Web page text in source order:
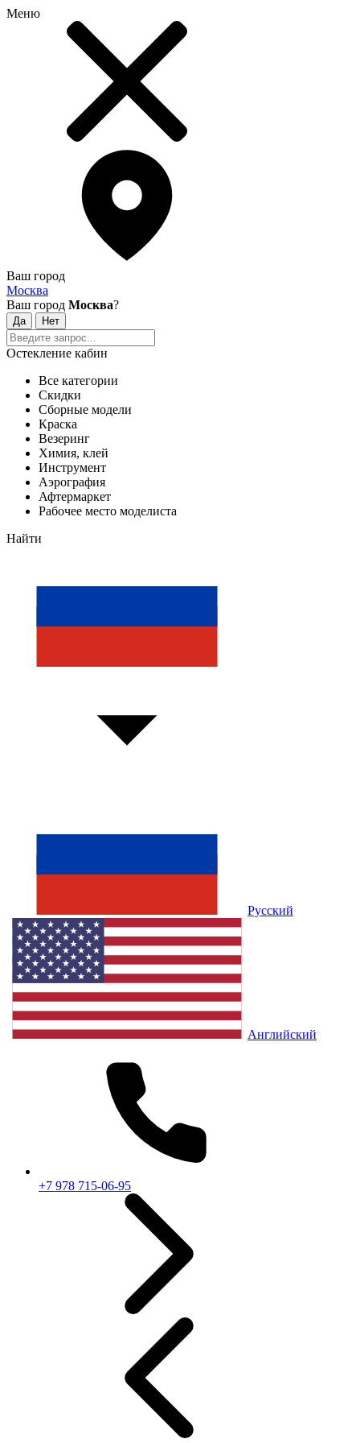
Меню
Ваш город
Москва
Ваш город Москва?
Остекление кабин
Все категории
Скидки
Сборные модели
Краска
Везеринг
Химия, клей
Инструмент
Аэрография
Афтермаркет
Рабочее место моделиста
Найти
Русский
Английский
+7 978 715-06-95